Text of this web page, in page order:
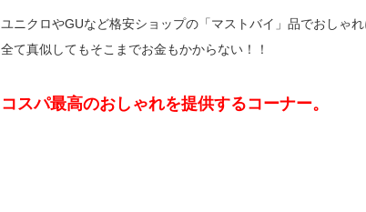
ユニクロやGUなど格安ショップの「マストバイ」品でおしゃ
全て真似してもそこまでお金もかからない！！
コスパ最高のおしゃれを提供するコーナー。